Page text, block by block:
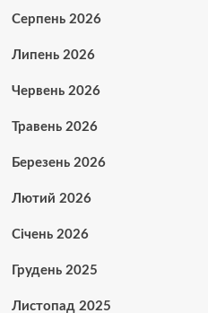
Серпень 2026
Липень 2026
Червень 2026
Травень 2026
Березень 2026
Лютий 2026
Січень 2026
Грудень 2025
Листопад 2025